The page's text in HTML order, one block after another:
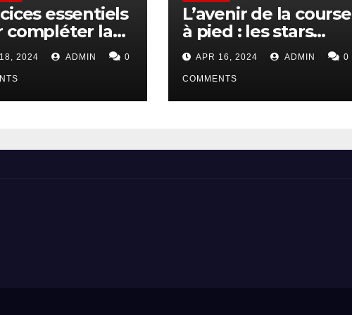
essentiels
compléter la
à pied pour
2024 ADMIN 0
L’avenir de la course
à pied : les stars
montantes à
surveiller
APR 16, 2024 ADMIN 0
COMMENTS